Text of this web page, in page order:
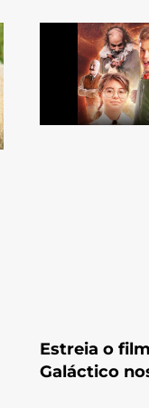
Estreia o
Galáctico